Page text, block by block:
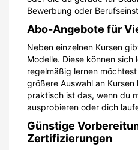
Bewerbung oder
Abo-Angebote für
Neben einzelnen Kursen
Modelle. Diese können sich
regelmäßig lernen
größere Auswahl an
praktisch ist das, wenn du
ausprobieren oder dich
Günstige
Zertifizierungen